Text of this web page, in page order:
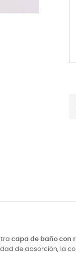
capa de baño con
de absorción, la